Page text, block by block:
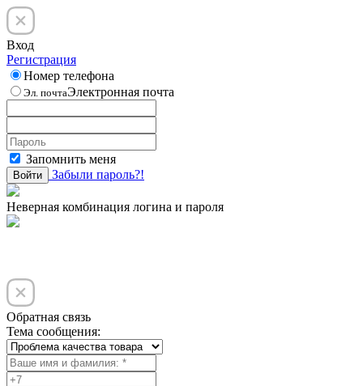
Вход
Регистрация
Номер телефона
Эл. почтаЭлектронная почта
Запомнить меня
Войти Забыли пароль?!
Неверная комбинация логина и пароля
Обратная связь
Тема сообщения: